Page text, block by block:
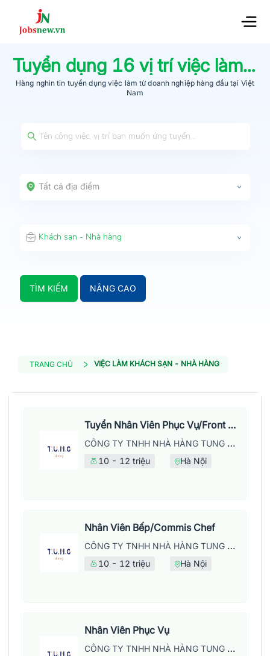
Tuyển dụng 16 vị trí việc làm
Hàng nghìn tin tuyển dụng việc làm từdoanh nghiệp hàng đầu tại Việt
Nam
Tất cả địa điểm
Khách sạn - Nhà hàng
TÌM KIẾM NÂNG CAO
TRANG CHỦ VIỆC LÀM KHÁCH SẠN - NHÀ HÀNG
Tuyển Nhân Viên Phục Vụ/Front Of House
CÔNG TY TNHH NHÀ HÀNG TUNG DINING
10 - 12 triệu Hà Nội
Nhân Viên Bếp/Commis Chef
CÔNG TY TNHH NHÀ HÀNG TUNG DINING
10 - 12 triệu Hà Nội
Nhân Viên Phục Vụ
CÔNG TY TNHH NHÀ HÀNG TUNG DINING